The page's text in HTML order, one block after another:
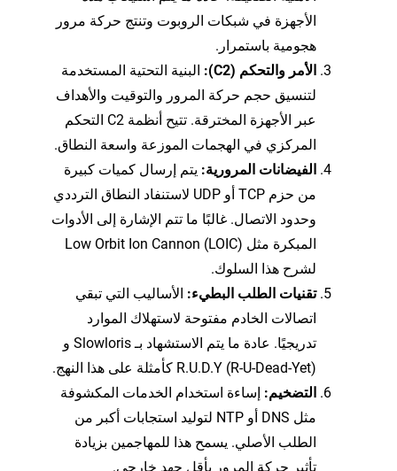
الأجهزة في شبكات الروبوت وتنتج حركة مرور
هجومية باستمرار.
الأمر والتحكم (C2):
البنية التحتية المستخدمة
لتنسيق حجم حركة المرور والتوقيت والأهداف
عبر الأجهزة المخترقة. تتيح أنظمة C2 التحكم
المركزي في الهجمات الموزعة واسعة النطاق.
الفيضانات المرورية: يتم إرسال كميات كبيرة
من حزم TCP أو UDP لاستنفاد النطاق الترددي
وحدود الاتصال. غالبًا ما تتم الإشارة إلى الأدوات
المبكرة مثل Low Orbit Ion Cannon (LOIC)
لشرح هذا السلوك.
تقنيات الطلب البطيء: الأساليب التي تبقي
اتصالات الخادم مفتوحة لاستهلاك الموارد
تدريجيًا. عادة ما يتم الاستشهاد بـ Slowloris و
R.U.D.Y (R-U-Dead-Yet) كأمثلة على هذا النهج.
التضخيم: إساءة استخدام الخدمات المكشوفة
مثل DNS أو NTP لتوليد استجابات أكبر من
الطلب الأصلي. يسمح هذا للمهاجمين بزيادة
تأثير حركة المرور بأقل جهد خارجي.